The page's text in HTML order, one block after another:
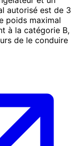
autorisé est de 3
poids maximal
à la catégorie B,
de le conduire